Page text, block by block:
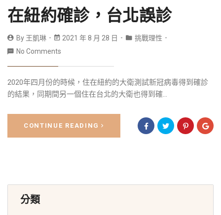
在紐約確診，台北誤診
By 王凱琳 2021 年 8 月 28 日
挑戰理性
No Comments
2020年四月份的時候，住在紐約的大衛測試新冠病毒得到確診
的結果，同期間另一個住在台北的大衛也得到確...
CONTINUE READING
分類